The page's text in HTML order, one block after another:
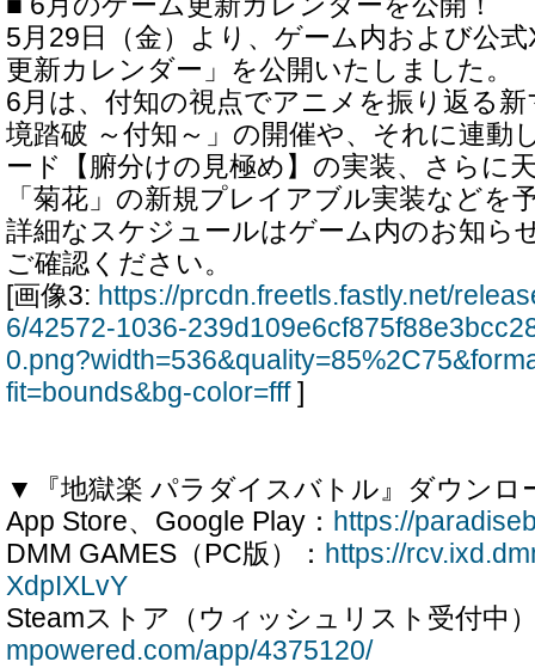
5月29日（金）より、ゲーム内および公
更新カレンダー」を公開いたしました。
6月は、付知の視点でアニメを振り返る
境踏破 ～付知～」の開催や、それに連動
ード【腑分けの見極め】の実装、さらに
「菊花」の新規プレイアブル実装などを
詳細なスケジュールはゲーム内のお知ら
ご確認ください。
[画像3: https://prcdn.freetls.fastly.net/
6/42572-1036-
fit=bounds&bg-color=fff]
▼『地獄楽 パラダイスバトル』ダウンロ
App Store、Google Play： https://
DMM GAMES（PC版）： https://
XdpIXLvY
Steamストア（ウィッシュリスト受付中
mpowered.com/app/4375120/